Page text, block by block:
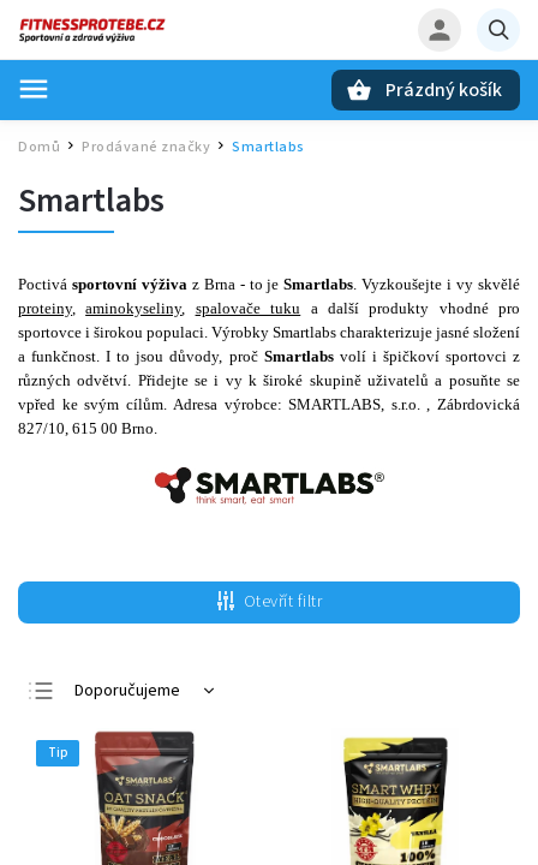
Prázdný košík
Domů / Prodávané značky / Smartlabs
Smartlabs
Poctivá sportovní výživaz Brna - to je Smartlabs. Vyzkoušejte i vy skvělé
proteiny,aminokyseliny, spalovače tuku a další produkty vhodné pro
sportovce i širokou populaci. Výrobky Smartlabs charakterizuje jasné složení
a funkčnost. I to jsou důvody, proč Smartlabsvolí i špičkoví sportovci z
různých odvětví. Přidejte se i vy k široké skupině uživatelů a posuňte se
vpřed ke svým cílům.Adresa výrobce: SMARTLABS, s.r.o. , Zábrdovická
827/10, 615 00 Brno.
Otevřít filtr
Doporučujeme
Nejlevnější
Nejdražší
Nejprodávanější
Abecedně
Tip